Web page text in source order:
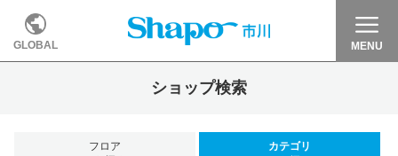
GLOBAL MENU
ショップ検索
フロア
カテゴリ